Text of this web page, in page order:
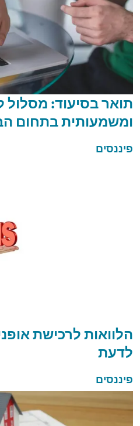
תואר בסיעוד:
ומשמעותית בתחום
פיננסים
הלוואות לרכישת
לדעת
פיננסים